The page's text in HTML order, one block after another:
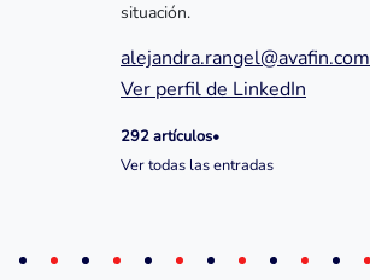
situación.
alejandra.rangel@avafin.com
Ver perfil de LinkedIn
292 artículos•
Ver todas las entradas